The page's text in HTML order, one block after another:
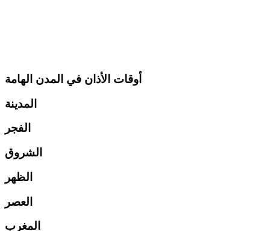
أوقات الأذان في المدن الهامة
المدينة
الفجر
الشروق
الظهر
العصر
المغرب